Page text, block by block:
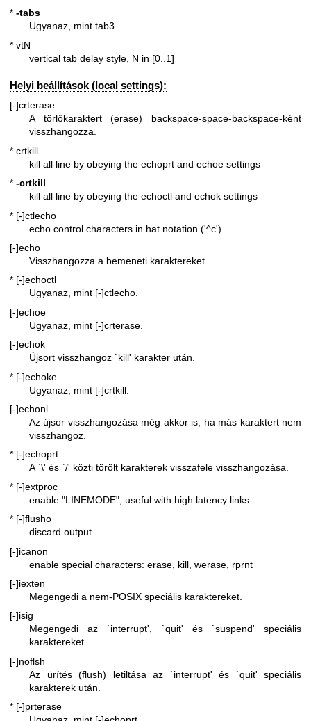
* -tabs
Ugyanaz, mint tab3.
* vtN
vertical tab delay style, N in [0..1]
Helyi beállítások (local settings):
[-]crterase
A törlőkaraktert (erase) backspace-space-backspace-ként
visszhangozza.
* crtkill
kill all line by obeying the echoprt and echoe settings
* -crtkill
kill all line by obeying the echoctl and echok settings
* [-]ctlecho
echo control characters in hat notation ('^c')
[-]echo
Visszhangozza a bemeneti karaktereket.
* [-]echoctl
Ugyanaz, mint [-]ctlecho.
[-]echoe
Ugyanaz, mint [-]crterase.
[-]echok
Újsort visszhangoz `kill' karakter után.
* [-]echoke
Ugyanaz, mint [-]crtkill.
[-]echonl
Az újsor visszhangozása még akkor is, ha más karaktert nem
visszhangoz.
* [-]echoprt
A `\' és `/' közti törölt karakterek visszafele visszhangozása.
* [-]extproc
enable "LINEMODE"; useful with high latency links
* [-]flusho
discard output
[-]icanon
enable special characters: erase, kill, werase, rprnt
[-]iexten
Megengedi a nem-POSIX speciális karaktereket.
[-]isig
Megengedi az `interrupt', `quit' és `suspend' speciális
karaktereket.
[-]noflsh
Az ürítés (flush) letiltása az `interrupt' és `quit' speciális
karakterek után.
* [-]prterase